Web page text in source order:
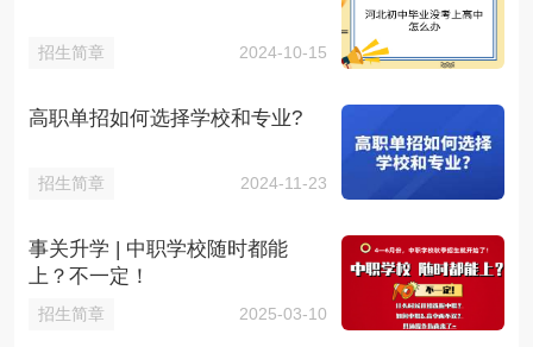
招生简章 2024-10-15
高职单招如何选择学校和专业?
招生简章 2024-11-23
事关升学 | 中职学校随时都能
上？不一定！
招生简章 2025-03-10